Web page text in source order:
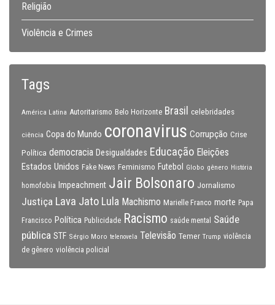
Religião
Violência e Crimes
Tags
América Latina Autoritarismo Belo Horizonte Brasil celebridades
ciência Copa do Mundo coronavirus Corrupção Crise
Política democracia Desigualdades Educação Eleições
Estados Unidos Fake News Feminismo Futebol Globo gênero História
homofobia Impeachment Jair Bolsonaro Jornalismo
Justiça Lava Jato Lula Machismo Marielle Franco morte Papa
Francisco Política Publicidade Racismo saúde mental
Saúde
pública STF Sérgio Moro telenovela Televisão Temer Trump violência
de gênero violência policial